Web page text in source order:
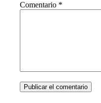
Comentario *